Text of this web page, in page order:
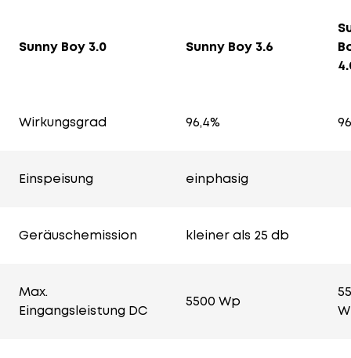
Sunny Boy 3.0 Sunny Boy 3.6
Wirkungsgrad 96,4%
Einspeisung einphasig
Geräuschemission kleiner als 25 db
Max.
Eingangsleistung DC
5500 Wp